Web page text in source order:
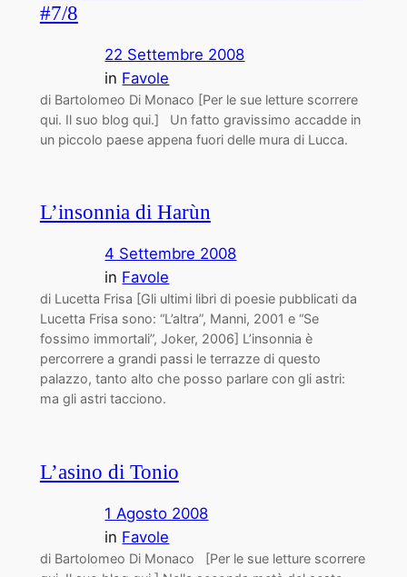
#7/8
22 Settembre 2008
in Favole
di Bartolomeo Di Monaco [Per le sue letture scorrere
qui. Il suo blog qui.] Un fatto gravissimo accadde in
un piccolo paese appena fuori delle mura di Lucca.
L’insonnia di Harùn
4 Settembre 2008
in Favole
di Lucetta Frisa [Gli ultimi libri di poesie pubblicati da
Lucetta Frisa sono: “L’altra”, Manni, 2001 e “Se
fossimo immortali”, Joker, 2006] L’insonnia è
percorrere a grandi passi le terrazze di questo
palazzo, tanto alto che posso parlare con gli astri:
ma gli astri tacciono.
L’asino di Tonio
1 Agosto 2008
in Favole
di Bartolomeo Di Monaco [Per le sue letture scorrere